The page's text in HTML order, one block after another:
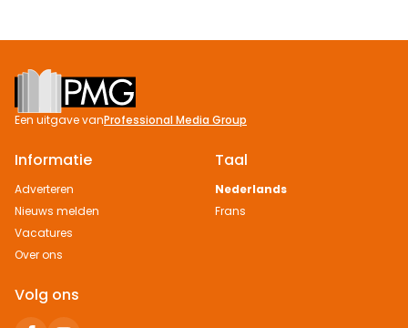
Footer
Een uitgave vanProfessional Media Group
Informatie
Adverteren
Nieuws melden
Vacatures
Over ons
Taal
Nederlands
Frans
Volg ons